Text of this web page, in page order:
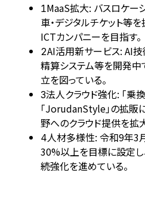
1MaaS拡大: バスロケー
車・デジタルチケット等
ICTカンパニーを目指す。
2AI活用新サービス: AI
精算システム等を開発
立を図っている。
3法人クラウド強化: 「乗
「JorudanStyle」の拡販
野へのクラウド提供を拡
4人材多様性: 令和9年3
30%以上を目標に設定
続強化を進めている。